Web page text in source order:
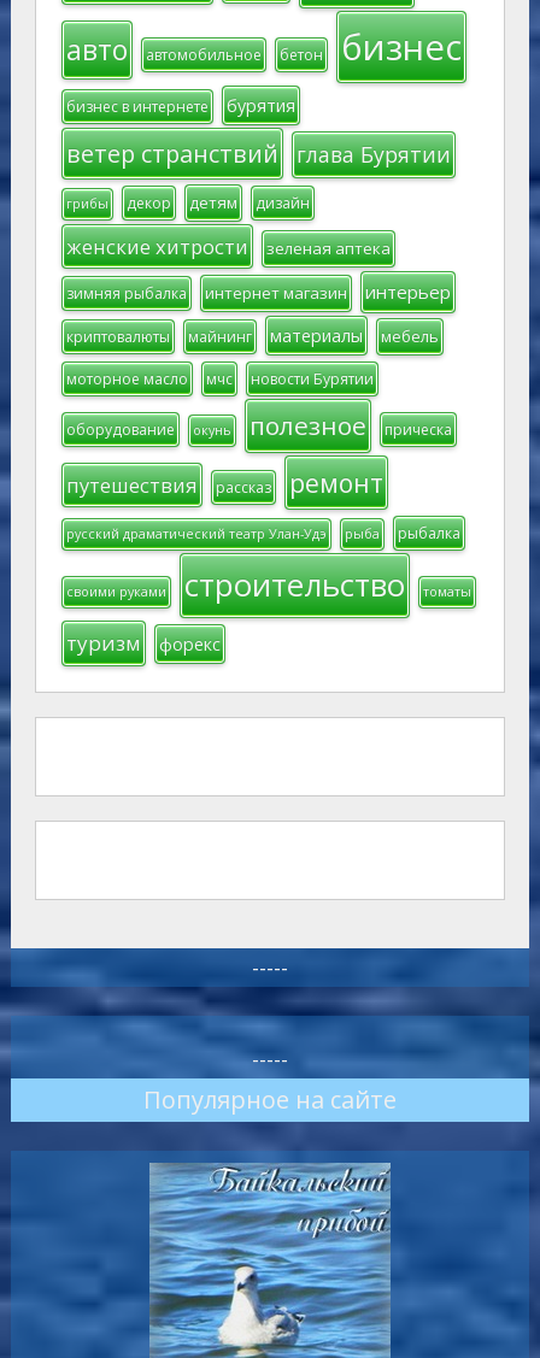
авто автомобильное бетон бизнес
бизнес в интернете бурятия
ветер странствий глава Бурятии
грибы декор детям дизайн
женские хитрости зеленая аптека
зимняя рыбалка интернет магазин интерьер
криптовалюты майнинг материалы мебель
моторное масло мчс новости Бурятии
оборудование окунь полезное прическа
путешествия рассказ ремонт
русский драматический театр Улан-Удэ рыба рыбалка
своими руками строительство томаты
туризм форекс
-----
-----
Популярное на сайте